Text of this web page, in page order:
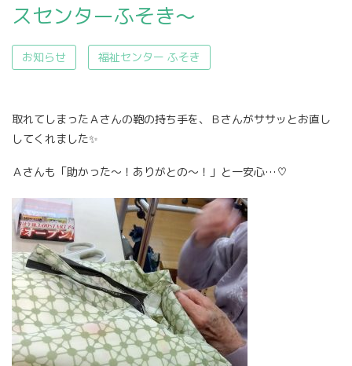
スセンターふそき～
お知らせ 福祉センター ふそき
取れてしまったＡさんの鞄の持ち手を、Ｂさんがササッとお直し
してくれました✨
Ａさんも「助かった～！ありがとの～！」と一安心…♡